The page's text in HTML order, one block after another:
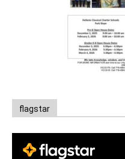
flagstar